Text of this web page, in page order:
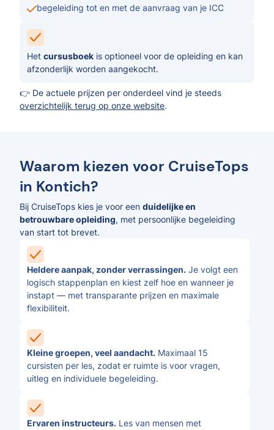
begeleiding tot en met de aanvraag van je ICC
Het cursusboek is optioneel voor de opleiding en kan
afzonderlijk worden aangekocht.
👉 De actuele prijzen per onderdeel vind je steeds
overzichtelijk terug op onze website.
Waarom kiezen voor CruiseTops
in Kontich?
Bij CruiseTops kies je voor een duidelijke en
betrouwbare opleiding, met persoonlijke begeleiding
van start tot brevet.
Heldere aanpak, zonder verrassingen. Je volgt een
logisch stappenplan en kiest zelf hoe en wanneer je
instapt — met transparante prijzen en maximale
flexibiliteit.
Kleine groepen, veel aandacht. Maximaal 15
cursisten per les, zodat er ruimte is voor vragen,
uitleg en individuele begeleiding.
Ervaren instructeurs. Les van mensen met